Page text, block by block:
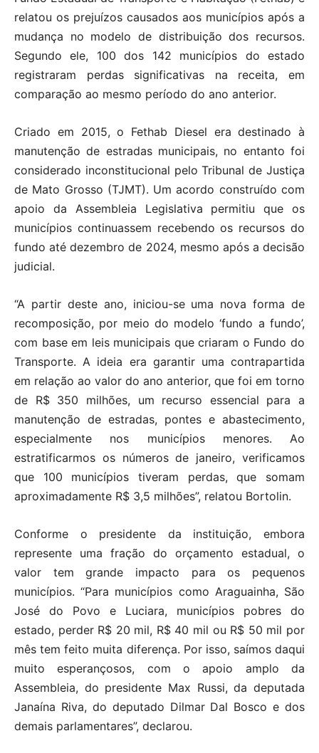
relatou os prejuízos causados aos municípios após a
mudança no modelo de distribuição dos recursos.
Segundo ele, 100 dos 142 municípios do estado
registraram perdas significativas na receita, em
comparação ao mesmo período do ano anterior.
Criado em 2015, o Fethab Diesel era destinado à
manutenção de estradas municipais, no entanto foi
considerado inconstitucional pelo Tribunal de Justiça
de Mato Grosso (TJMT). Um acordo construído com
apoio da Assembleia Legislativa permitiu que os
municípios continuassem recebendo os recursos do
fundo até dezembro de 2024, mesmo após a decisão
judicial.
“A partir deste ano, iniciou-se uma nova forma de
recomposição, por meio do modelo ‘fundo a fundo’,
com base em leis municipais que criaram o Fundo do
Transporte. A ideia era garantir uma contrapartida
em relação ao valor do ano anterior, que foi em torno
de R$ 350 milhões, um recurso essencial para a
manutenção de estradas, pontes e abastecimento,
especialmente nos municípios menores. Ao
estratificarmos os números de janeiro, verificamos
que 100 municípios tiveram perdas, que somam
aproximadamente R$ 3,5 milhões”, relatou Bortolin.
Conforme o presidente da instituição, embora
represente uma fração do orçamento estadual, o
valor tem grande impacto para os pequenos
municípios. “Para municípios como Araguainha, São
José do Povo e Luciara, municípios pobres do
estado, perder R$ 20 mil, R$ 40 mil ou R$ 50 mil por
mês tem feito muita diferença. Por isso, saímos daqui
muito esperançosos, com o apoio amplo da
Assembleia, do presidente Max Russi, da deputada
Janaína Riva, do deputado Dilmar Dal Bosco e dos
demais parlamentares”, declarou.